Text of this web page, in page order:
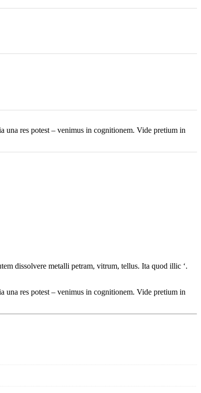
una res potest – venimus in cognitionem. Vide pretium in
dissolvere metalli petram, vitrum, tellus. Ita quod illic ‘.
una res potest – venimus in cognitionem. Vide pretium in